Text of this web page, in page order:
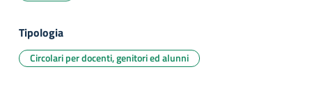
Tipologia
Circolari per docenti, genitori ed alunni